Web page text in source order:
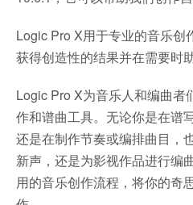
Logic Pro X用于专业的音乐创
获得创造性的结果并在需要时
Logic Pro X为音乐人和编曲者
作和谱曲工具。无论你是在谱
还是在制作节奏或编排曲目，
新声，还是为影视作品进行编
用的音乐创作流程，将你的奇